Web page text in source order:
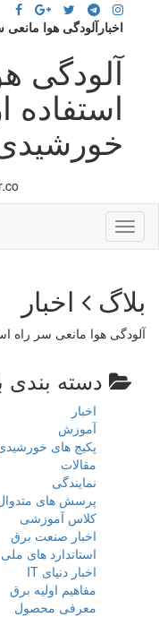
اخبارآلودگی هوا
آلودگی
استفاده
Toggle
navigation
بلاگ اخبار
آلودگی هوا مانعی سر راه
دسته بندی
اخبار
آموزش
پکیج های
مقالات
نمایندگی
پرسش های
کلاس آموزشی
اخبار صنعت برق
استاندارد های ملی
اخبار دنیای IT
مفاهیم اولیه برق
معرفی محصول